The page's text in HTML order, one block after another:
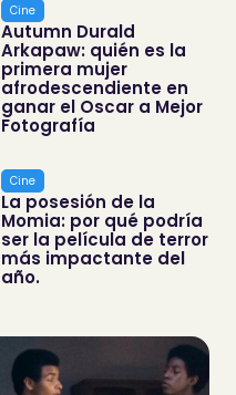
Cine
Autumn Durald
Arkapaw: quién es la
primera mujer
afrodescendiente en
ganar el Oscar a Mejor
Fotografía
Cine
La posesión de la
Momia: por qué podría
ser la película de terror
más impactante del
año.